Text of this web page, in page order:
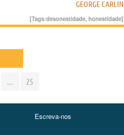
GEORGE CARLIN
[Tags:desonestidade,honestidade]
... 25
Escreva-nos